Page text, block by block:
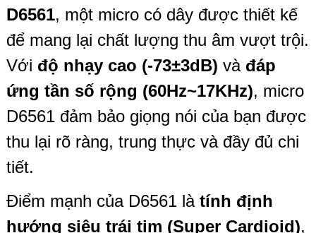
D6561, một micro có dây được thiết kế
để mang lại chất lượng thu âm vượt trội.
Với độ nhạy cao (-73±3dB) và đáp
ứng tần số rộng (60Hz~17KHz), micro
D6561 đảm bảo giọng nói của bạn được
thu lại rõ ràng, trung thực và đầy đủ chi
tiết.
Điểm mạnh của D6561 là tính định
hướng siêu trái tim (Super Cardioid),